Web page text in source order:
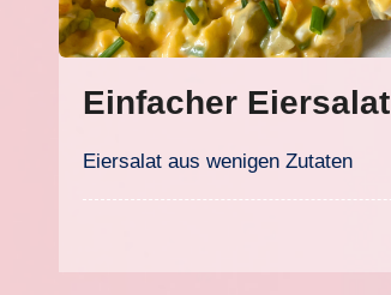
Einfacher Eiersalat
Eiersalat aus wenigen Zutaten